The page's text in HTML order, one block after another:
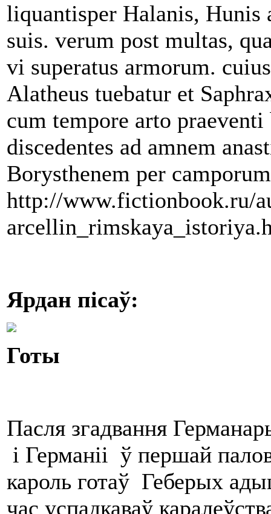
liquantisper Halanis, Hunis
suis. verum post multas,
vi superatus armorum.
Alatheus tuebatur et
cum tempore arto
discedentes ad amnem
Borysthenem per
http://www.fictionbook.ru/
Ярдан пісаў:
Готы
Пасля згадвання
і Германіі ў першай
кароль готаў Геберых
час успадкаваў